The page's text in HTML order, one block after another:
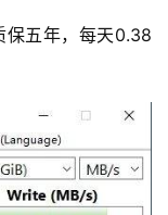
保五年，每天0.38